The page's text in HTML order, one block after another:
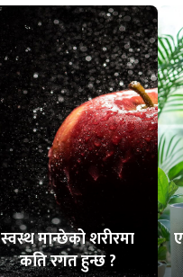
स्वस्थ मान्छेको शरीरमा
कति रगत हुन्छ ?